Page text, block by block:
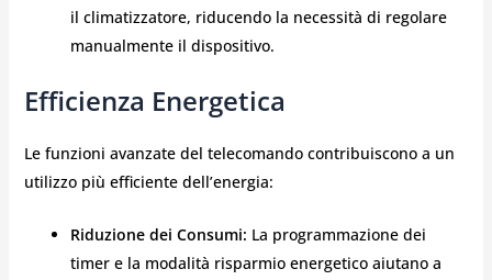
il climatizzatore, riducendo la necessità di regolare
manualmente il dispositivo.
Efficienza Energetica
Le funzioni avanzate del telecomando contribuiscono a un
utilizzo più efficiente dell’energia:
Riduzione dei Consumi: La programmazione dei
timer e la modalità risparmio energetico aiutano a